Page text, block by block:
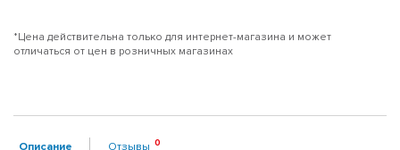
*Цена действительна только для интернет-магазина и может
отличаться от цен в розничных магазинах
Описание Отзывы